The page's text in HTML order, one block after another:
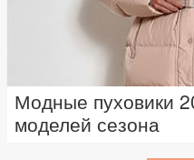
Модные пуховики
моделей сезона